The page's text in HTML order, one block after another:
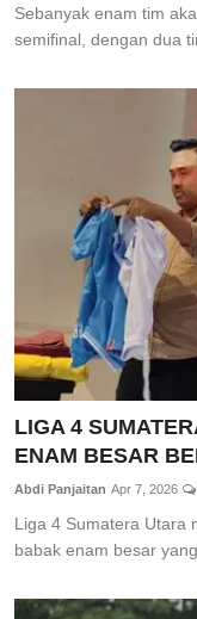
Sebanyak enam tim
semifinal, dengan dua
LIGA 4
ENAM BESAR
Abdi Panjaitan Apr 7, 2026
Liga 4 Sumatera Utara
babak enam besar